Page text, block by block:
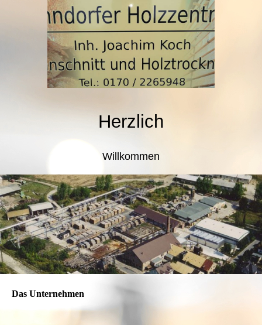
Herzlich
Willkommen
Das Unternehmen